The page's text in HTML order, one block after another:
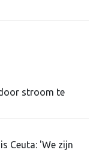
stroom te
Ceuta: 'We zijn